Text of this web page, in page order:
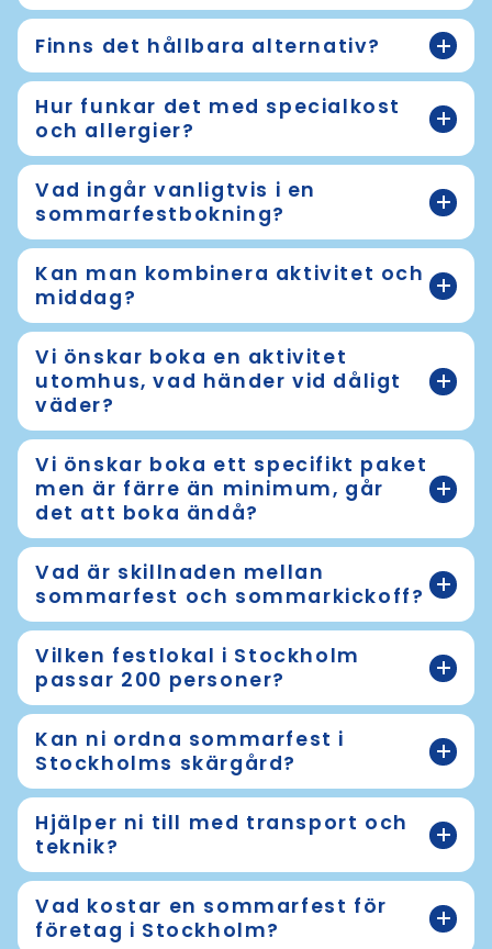
Finns det hållbara alternativ?
Hur funkar det med specialkost
och allergier?
Vad ingår vanligtvis i en
sommarfestbokning?
Kan man kombinera aktivitet och
middag?
Vi önskar boka en aktivitet
utomhus, vad händer vid dåligt
väder?
Vi önskar boka ett specifikt paket
men är färre än minimum, går
det att boka ändå?
Vad är skillnaden mellan
sommarfest och sommarkickoff?
Vilken festlokal i Stockholm
passar 200 personer?
Kan ni ordna sommarfest i
Stockholms skärgård?
Hjälper ni till med transport och
teknik?
Vad kostar en sommarfest för
företag i Stockholm?